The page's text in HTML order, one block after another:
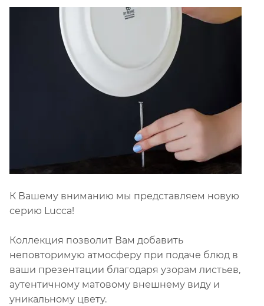
К Вашему вниманию мы представляем новую
серию Lucca!
Коллекция позволит Вам добавить
неповторимую атмосферу при подаче блюд в
ваши презентации благодаря узорам листьев,
аутентичному матовому внешнему виду и
уникальному цвету.